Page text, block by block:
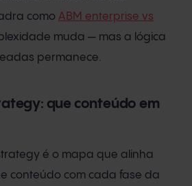
como ABM enterprise vs
muda — mas a lógica
permanece.
que conteúdo em
é o mapa que alinha
conteúdo com cada fase da